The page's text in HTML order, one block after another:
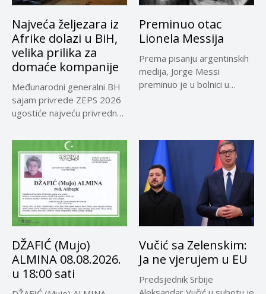
Najveća željezara iz
Afrike dolazi u BiH,
velika prilika za
domaće kompanije
Međunarodni generalni BH
sajam privrede ZEPS 2026
ugostiće najveću privrednu
Preminuo otac
Lionela Messija
Prema pisanju argentinskih
medija, Jorge Messi
preminuo je u bolnici u
DŽAFIĆ (Mujo)
ALMINA 08.08.2026.
u 18:00 sati
Vučić sa Zelenskim:
Ja ne vjerujem u EU
Predsjednik Srbije